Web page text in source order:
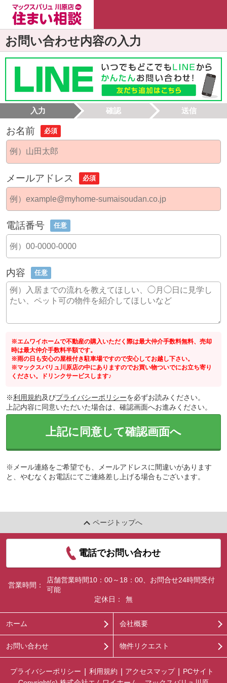
お問い合わせ内容の入力
入力 確認 送信
お名前 必須
メールアドレス 必須
電話番号 任意
内容 任意
※エムワイホームで不動産の購入いただく際は最大仲介手数料無料、売却
時は最大仲介手数料半額です。
※雨の日も安心の屋根付き駐車場ですので安心してお越し下さい。
※マックスバリュ川原店の中にありますのでお買い物ついでにお立ち寄り
ください。ドリンクサービスします♪
※利用規約及びプライバシーポリシーを必ずお読みください。
上記内容に同意いただいた場合は、確認画面へお進みください。
上記に同意して確認画面へ
※メール連絡をご希望でも、メールアドレスに間違いがあります
と、やむなくお電話にてご連絡差し上げる場合もございます。
ページトップへ
電話でお問い合わせ
営業時間：
店舗営業時間10：00～18：00、お問合せ24時間受付
可能
定休日：
無
ホーム 会社概要
お問い合わせ 物件リクエスト
プライバシーポリシー 利用規約 アクセスマップ
PCサイト